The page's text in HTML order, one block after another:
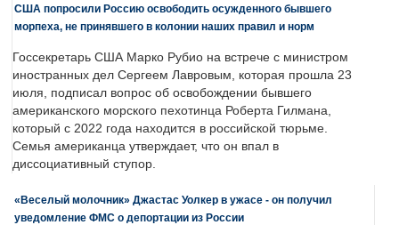
США попросили Россию освободить осужденного бывшего
морпеха, не принявшего в колонии наших правил и норм
Госсекретарь США Марко Рубио на встрече с министром
иностранных дел Сергеем Лавровым, которая прошла 23
июля, подписал вопрос об освобождении бывшего
американского морского пехотинца Роберта Гилмана,
который с 2022 года находится в российской тюрьме.
Семья американца утверждает, что он впал в
диссоциативный ступор.
«Веселый молочник» Джастас Уолкер в ужасе - он получил
уведомление ФМС о депортации из России